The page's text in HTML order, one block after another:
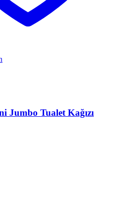
Jumbo Tualet Kağızı